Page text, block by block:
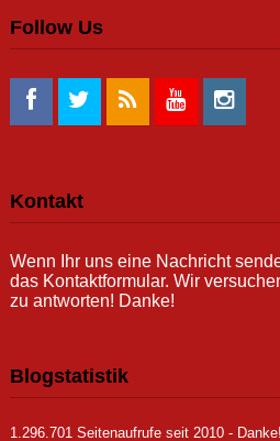
Follow Us
Kontakt
Wenn Ihr uns eine Nachricht
das Kontaktformular. Wir
zu antworten! Danke!
Blogstatistik
1.296.701 Seitenaufrufe seit 2010 - Danke!